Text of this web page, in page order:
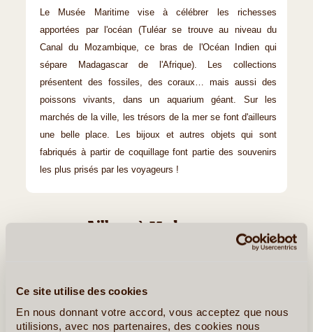
Ce site utilise des cookies
En nous donnant votre accord, vous acceptez que nous
utilisions, avec nos partenaires, des cookies nous
Le Musée Maritime vise à célébrer les richesses
apportées par l'océan (Tuléar se trouve au niveau du
Canal du Mozambique, ce bras de l'Océan Indien qui
sépare Madagascar de l'Afrique). Les collections
présentent des fossiles, des coraux… mais aussi des
poissons vivants, dans un aquarium géant. Sur les
marchés de la ville, les trésors de la mer se font d'ailleurs
une belle place. Les bijoux et autres objets qui sont
fabriqués à partir de coquillage font partie des souvenirs
les plus prisés par les voyageurs !